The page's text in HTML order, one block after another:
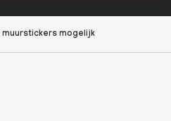
muurstickers mogelijk